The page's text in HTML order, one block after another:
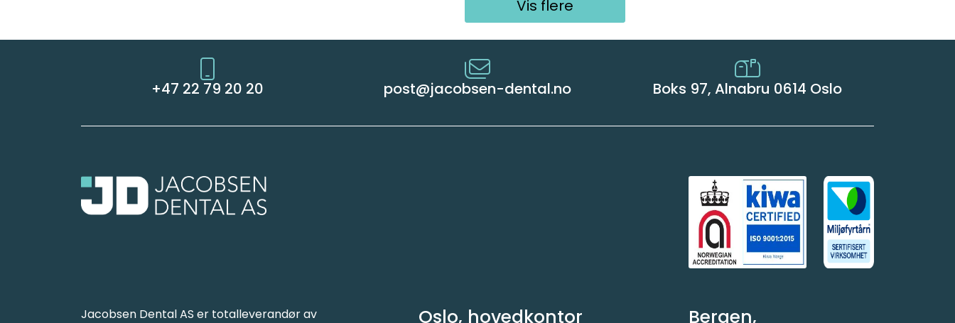
Vis flere
+47 22 79 20 20 post@jacobsen-dental.no Boks 97, Alnabru 0614 Oslo
Jacobsen Dental AS er totalleverandør av
Bergen,
Oslo, hovedkontor